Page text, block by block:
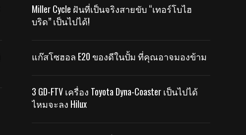
Miller Cycle ฝันที่เป็นจริงสายขับ “เทอร์โบไฮ
บริด” เป็นไปได้!
แก๊สโซฮอล E20 ของดีในปั้ม ที่คุณอาจมองข้าม
3 GD-FTV เครื่อง Toyota Dyna-Coaster เป็นไปได้
ไหมจะลง Hilux